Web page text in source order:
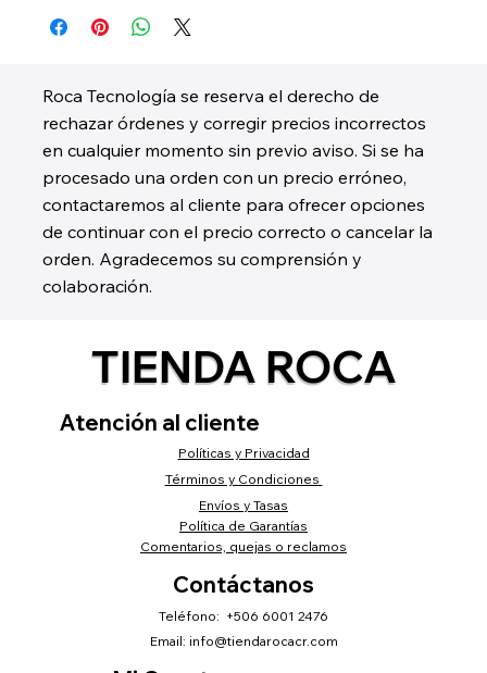
Roca Tecnología se reserva el derecho de
rechazar órdenes y corregir precios incorrectos
en cualquier momento sin previo aviso. Si se ha
procesado una orden con un precio erróneo,
contactaremos al cliente para ofrecer opciones
de continuar con el precio correcto o cancelar la
orden. Agradecemos su comprensión y
colaboración.
TIENDA ROCA
Atención al cliente
Políticas y Privacidad
Términos y Condiciones
Envíos y Tasas
Política de Garantías
Comentarios, quejas o reclamos
Contáctanos
Teléfono: +506 6001 2476
Email: info@tiendarocacr.com